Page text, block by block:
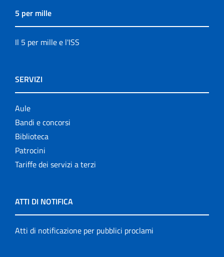
5 per mille
Il 5 per mille e l'ISS
SERVIZI
Aule
Bandi e concorsi
Biblioteca
Patrocini
Tariffe dei servizi a terzi
ATTI DI NOTIFICA
Atti di notificazione per pubblici proclami